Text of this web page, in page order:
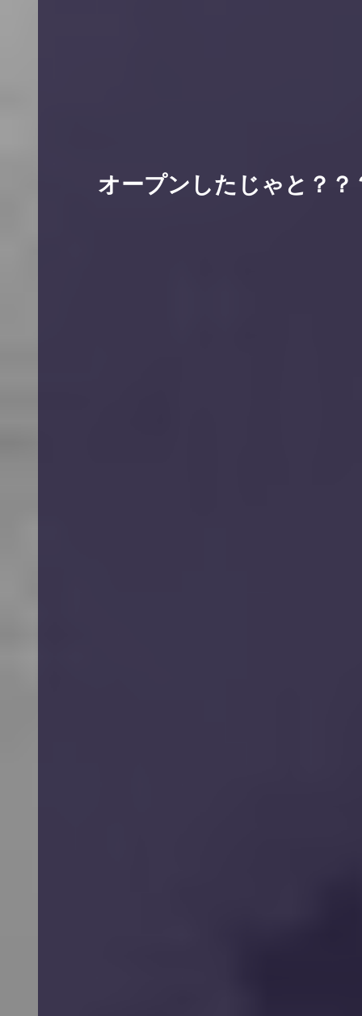
オープンしたじゃと？？